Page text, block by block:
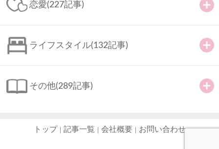
恋愛(227記事)
ライフスタイル(132記事)
その他(289記事)
トップ 記事一覧 会社概要 お問い合わせ